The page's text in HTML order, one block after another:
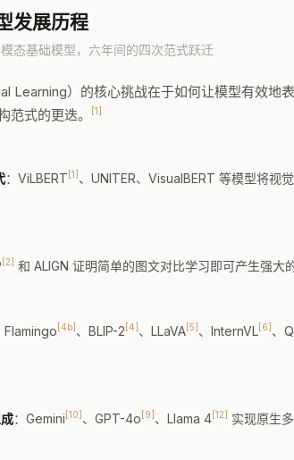
发展历程
态基础模型，六年间的四次范式跃迁
Learning）的核心挑战在于如何让模型有效地
范式的更迭。
[1]
：ViLBERT [1] 、UNITER、VisualBERT 等模型将视
[2] 和 ALIGN 证明简单的图文对比学习即可产生强大
Flamingo [4b] 、BLIP-2 [4] 、LLaVA [5] 、InternVL [6] 、
：Gemini [10] 、GPT-4o [9] 、Llama 4[12] 实现原生